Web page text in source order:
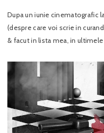
Dupa un iunie cinematografic
(despre care voi scrie in
& facut in lista mea, in ultimele